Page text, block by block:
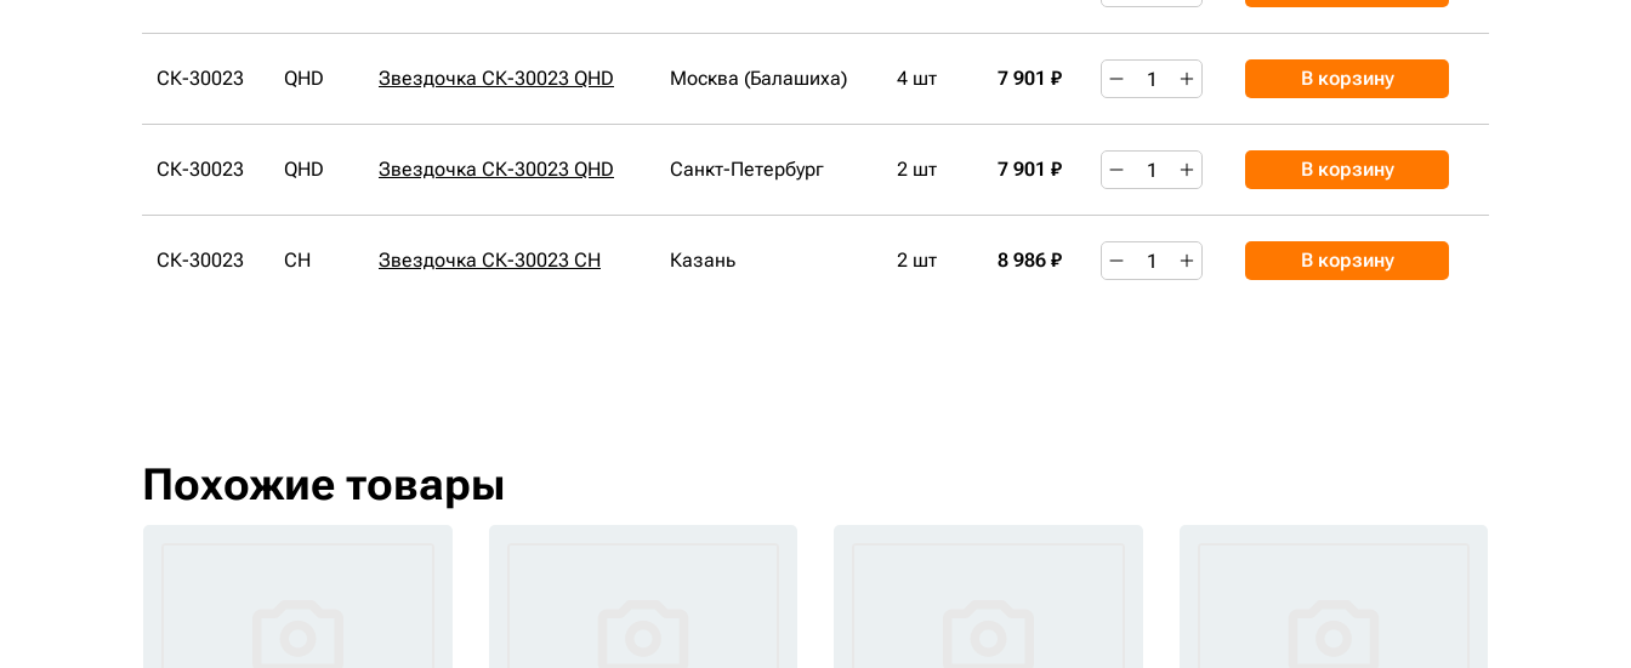
СК-30023 QHD Звездочка СК-30023 QHD Москва (Балашиха) 4 шт 7 901 ₽ В корзину
СК-30023 QHD Звездочка СК-30023 QHD Санкт-Петербург 2 шт 7 901 ₽ В корзину
СК-30023 CH Звездочка СК-30023 CH Казань 2 шт 8 986 ₽ В корзину
Похожие товары